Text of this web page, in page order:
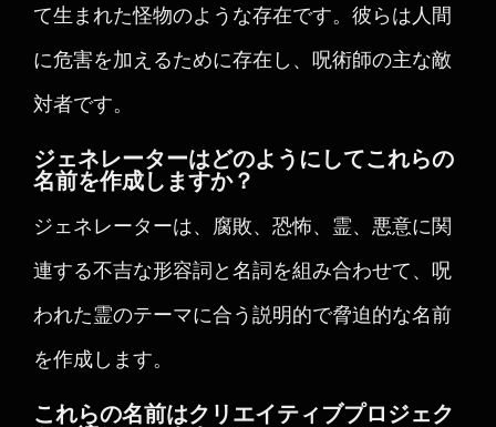
て生まれた怪物のような存在です。彼らは人間
に危害を加えるために存在し、呪術師の主な敵
対者です。
ジェネレーターはどのようにしてこれらの
名前を作成しますか？
ジェネレーターは、腐敗、恐怖、霊、悪意に関
連する不吉な形容詞と名詞を組み合わせて、呪
われた霊のテーマに合う説明的で脅迫的な名前
を作成します。
これらの名前はクリエイティブプロジェク